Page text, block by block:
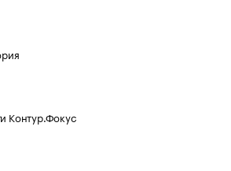
Контур.Фокус